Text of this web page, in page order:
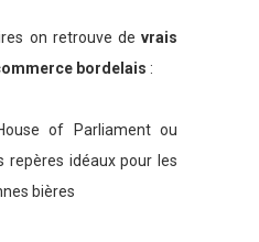
on retrouve de vrais
bordelais :
of Parliament ou
repères idéaux pour les
bières